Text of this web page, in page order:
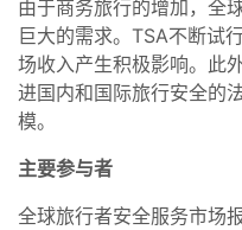
由于商务旅行的增加，全
巨大的需求。TSA不断试
场收入产生积极影响。此
进国内和国际旅行安全的
模。
主要参与者
全球旅行者安全服务市场